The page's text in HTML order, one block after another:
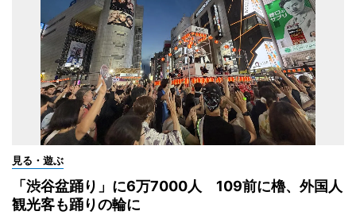
見る・遊ぶ
「渋谷盆踊り」に6万7000人 109前に櫓、外国人
観光客も踊りの輪に